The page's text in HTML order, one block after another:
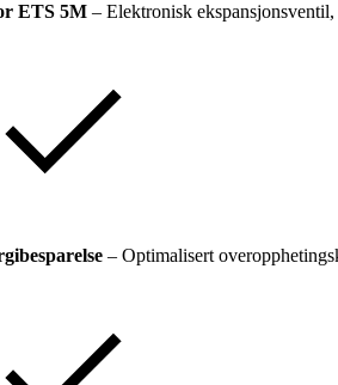
ETS 5M – Elektronisk
– Optimalisert